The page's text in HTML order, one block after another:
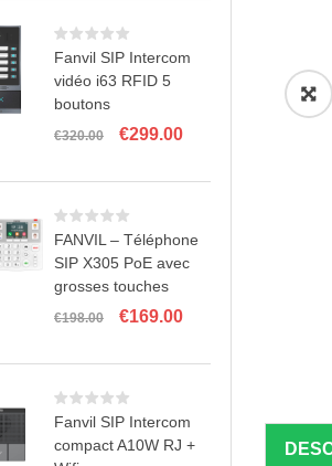
€235.00.
Fanvil SIP Intercom
vidéo i63 RFID 5
boutons
€320.00
Le
€320.00.
€299.00Le
FANVIL – Téléphone
SIP X305 PoE avec
grosses touches
€198.00
Le
€198.00.
€169.00Le
Fanvil SIP Intercom
compact A10W RJ +